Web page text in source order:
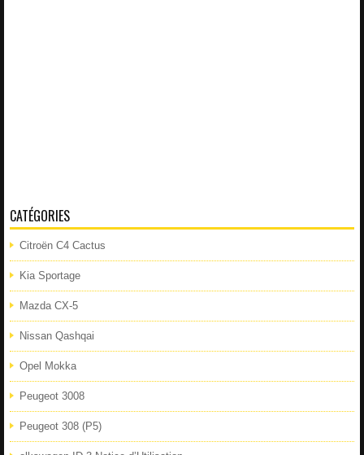
CATÉGORIES
Citroën C4 Cactus
Kia Sportage
Mazda CX-5
Nissan Qashqai
Opel Mokka
Peugeot 3008
Peugeot 308 (P5)